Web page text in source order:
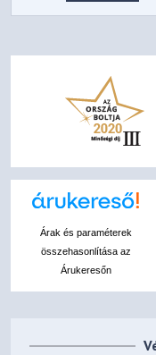
Árak és paraméterek
összehasonlítása az
Árukeresőn